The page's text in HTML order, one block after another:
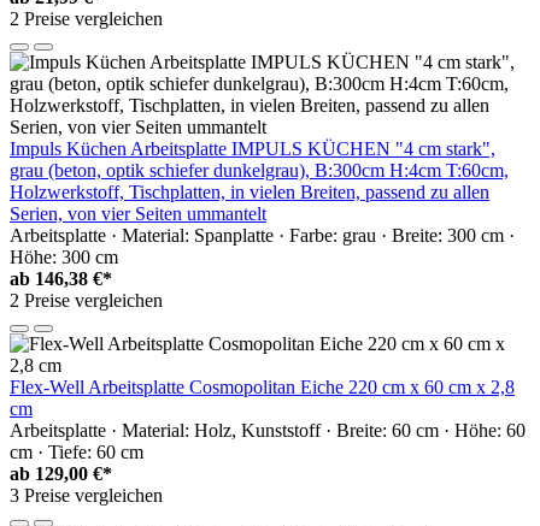
2 Preise vergleichen
Impuls Küchen Arbeitsplatte IMPULS KÜCHEN "4 cm stark",
grau (beton, optik schiefer dunkelgrau), B:300cm H:4cm T:60cm,
Holzwerkstoff, Tischplatten, in vielen Breiten, passend zu allen
Serien, von vier Seiten ummantelt
Arbeitsplatte · Material: Spanplatte · Farbe: grau · Breite: 300 cm ·
Höhe: 300 cm
ab 146,38 €*
2 Preise vergleichen
Flex-Well Arbeitsplatte Cosmopolitan Eiche 220 cm x 60 cm x 2,8
cm
Arbeitsplatte · Material: Holz, Kunststoff · Breite: 60 cm · Höhe: 60
cm · Tiefe: 60 cm
ab 129,00 €*
3 Preise vergleichen